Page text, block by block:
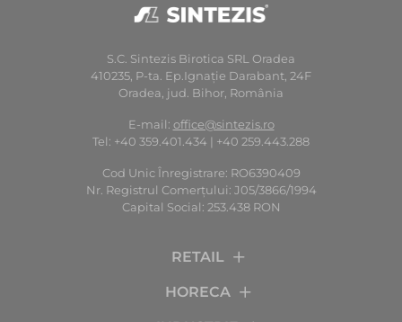
S.C. Sintezis Birotica SRL Oradea
410235, P-ta. Ep.Ignaţie Darabant, 24F
Oradea, jud. Bihor, România
E-mail: office@sintezis.ro
Tel: +40 359.401.434 | +40 259.443.288
Cod Unic Înregistrare: RO6390409
Nr. Registrul Comerţului: J05/3866/1994
Capital Social: 253.438 RON
RETAIL
HORECA